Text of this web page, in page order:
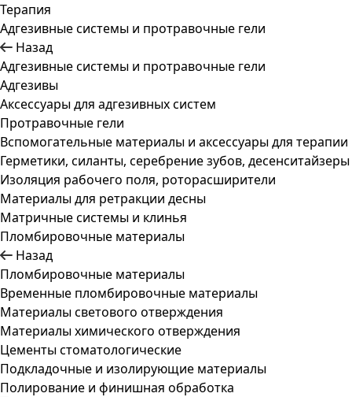
Терапия
Адгезивные системы и протравочные гели
Назад
Адгезивные системы и протравочные гели
Адгезивы
Аксессуары для адгезивных систем
Протравочные гели
Вспомогательные материалы и аксессуары для терапии
Герметики, силанты, серебрение зубов, десенситайзеры
Изоляция рабочего поля, роторасширители
Материалы для ретракции десны
Матричные системы и клинья
Пломбировочные материалы
Назад
Пломбировочные материалы
Временные пломбировочные материалы
Материалы светового отверждения
Материалы химического отверждения
Цементы стоматологические
Подкладочные и изолирующие материалы
Полирование и финишная обработка